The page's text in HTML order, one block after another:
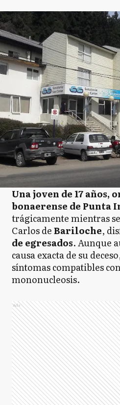
Una joven de 17
bonaerense de Punta
trágicamente mientras
Carlos deBariloche,
de egresados. Aunque
causa exacta de su
síntomas compatibles
mononucleosis.
Ads